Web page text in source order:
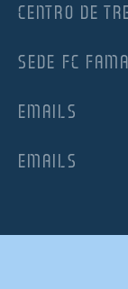
CENTRO DE
SEDE FC
EMAILS
EMAILS